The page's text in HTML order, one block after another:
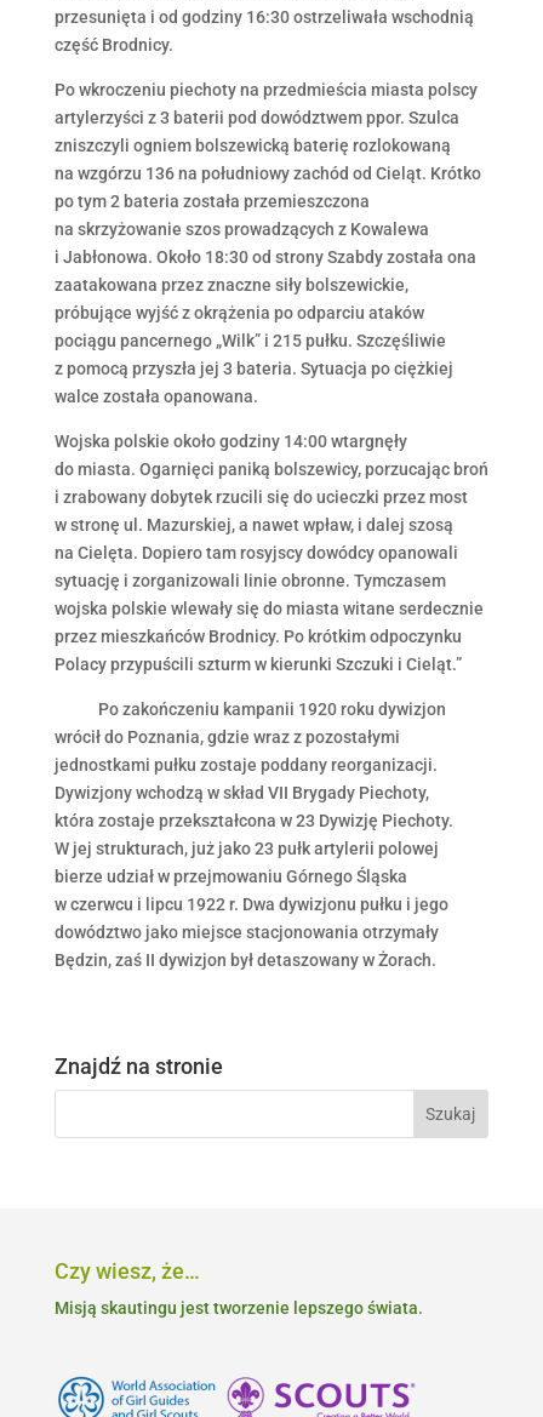
przesunięta i od godziny 16:30 ostrzeliwała wschodnią
część Brodnicy.
Po wkroczeniu piechoty na przedmieścia miasta polscy
artylerzyści z 3 baterii pod dowództwem ppor. Szulca
zniszczyli ogniem bolszewicką baterię rozlokowaną
na wzgórzu 136 na południowy zachód od Cieląt. Krótko
po tym 2 bateria została przemieszczona
na skrzyżowanie szos prowadzących z Kowalewa
i Jabłonowa. Około 18:30 od strony Szabdy została ona
zaatakowana przez znaczne siły bolszewickie,
próbujące wyjść z okrążenia po odparciu ataków
pociągu pancernego „Wilk” i 215 pułku. Szczęśliwie
z pomocą przyszła jej 3 bateria. Sytuacja po ciężkiej
walce została opanowana.
Wojska polskie około godziny 14:00 wtargnęły
do miasta. Ogarnięci paniką bolszewicy, porzucając broń
i zrabowany dobytek rzucili się do ucieczki przez most
w stronę ul. Mazurskiej, a nawet wpław, i dalej szosą
na Cielęta. Dopiero tam rosyjscy dowódcy opanowali
sytuację i zorganizowali linie obronne. Tymczasem
wojska polskie wlewały się do miasta witane serdecznie
przez mieszkańców Brodnicy. Po krótkim odpoczynku
Polacy przypuścili szturm w kierunki Szczuki i Cieląt.”
Po zakończeniu kampanii 1920 roku dywizjon
wrócił do Poznania, gdzie wraz z pozostałymi
jednostkami pułku zostaje poddany reorganizacji.
Dywizjony wchodzą w skład VII Brygady Piechoty,
która zostaje przekształcona w 23 Dywizję Piechoty.
W jej strukturach, już jako 23 pułk artylerii polowej
bierze udział w przejmowaniu Górnego Śląska
w czerwcu i lipcu 1922 r. Dwa dywizjonu pułku i jego
dowództwo jako miejsce stacjonowania otrzymały
Będzin, zaś II dywizjon był detaszowany w Żorach.
Znajdź na stronie
Czy wiesz, że…
Misją skautingu jest tworzenie lepszego świata.